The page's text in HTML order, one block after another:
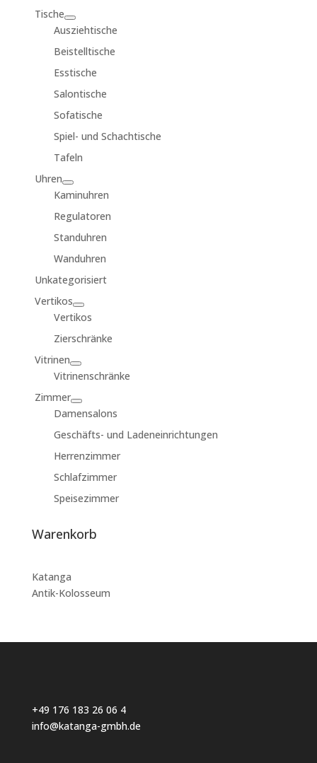
Tische
Ausziehtische
Beistelltische
Esstische
Salontische
Sofatische
Spiel- und Schachtische
Tafeln
Uhren
Kaminuhren
Regulatoren
Standuhren
Wanduhren
Unkategorisiert
Vertikos
Vertikos
Zierschränke
Vitrinen
Vitrinenschränke
Zimmer
Damensalons
Geschäfts- und Ladeneinrichtungen
Herrenzimmer
Schlafzimmer
Speisezimmer
Warenkorb
Katanga
Antik-Kolosseum
+49 176 183 26 06 4
info@katanga-gmbh.de